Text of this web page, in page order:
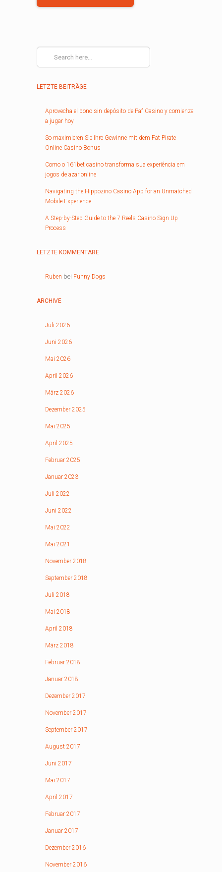
LETZTE BEITRÄGE
Aprovecha el bono sin depósito de Paf Casino y comienza
a jugar hoy
So maximieren Sie Ihre Gewinne mit dem Fat Pirate
Online Casino Bonus
Como o 161bet casino transforma sua experiência em
jogos de azar online
Navigating the Hippozino Casino App for an Unmatched
Mobile Experience
A Step-by-Step Guide to the 7 Reels Casino Sign Up
Process
LETZTE KOMMENTARE
Ruben bei Funny Dogs
ARCHIVE
Juli 2026
Juni 2026
Mai 2026
April 2026
März 2026
Dezember 2025
Mai 2025
April 2025
Februar 2025
Januar 2023
Juli 2022
Juni 2022
Mai 2022
Mai 2021
November 2018
September 2018
Juli 2018
Mai 2018
April 2018
März 2018
Februar 2018
Januar 2018
Dezember 2017
November 2017
September 2017
August 2017
Juni 2017
Mai 2017
April 2017
Februar 2017
Januar 2017
Dezember 2016
November 2016